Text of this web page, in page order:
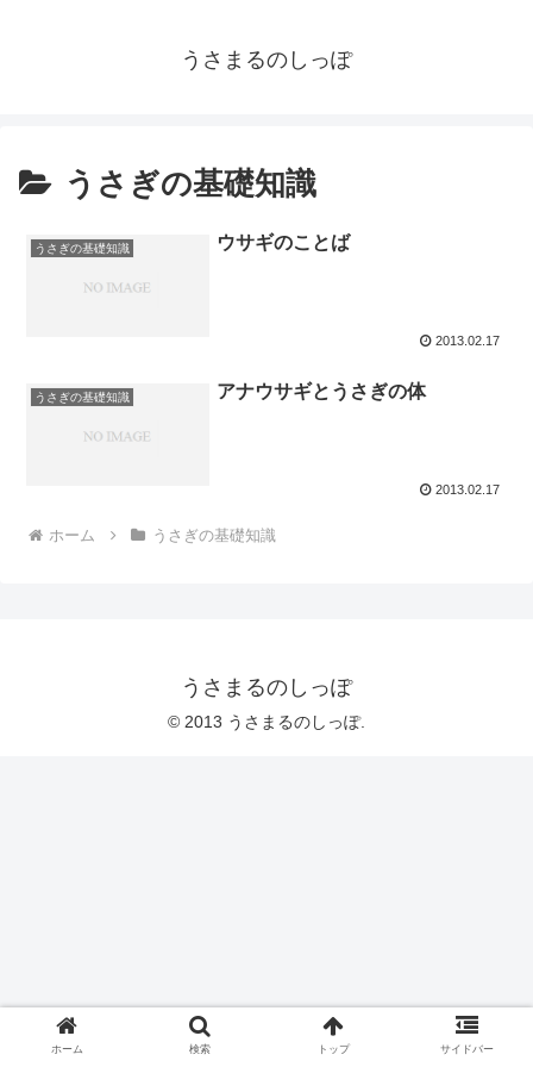
うさまるのしっぽ
うさぎの基礎知識
うさぎの基礎知識 ウサギのことば
2013.02.17
うさぎの基礎知識 アナウサギとうさぎの体
2013.02.17
ホーム うさぎの基礎知識
うさまるのしっぽ
© 2013 うさまるのしっぽ.
ホーム 検索 トップ サイドバー